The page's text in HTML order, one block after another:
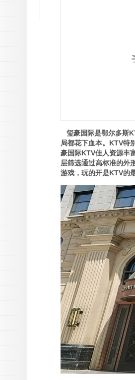
玺豪国际是鄂尔多斯
局都花下血本。KTV特
豪国际KTV佳人资源丰
层筛选通过高标准的外
游戏，玩的开是KTV的